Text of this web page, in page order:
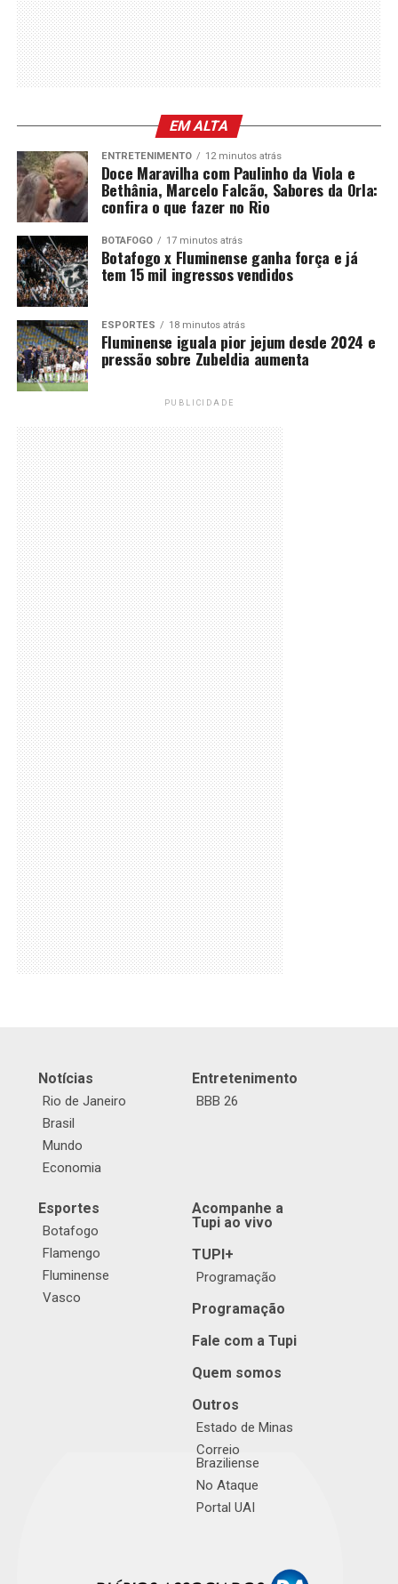
EM ALTA
ENTRETENIMENTO 12 minutos atrás
Doce Maravilha com Paulinho da Viola e
Bethânia, Marcelo Falcão, Sabores da Orla:
confira o que fazer no Rio
BOTAFOGO 17 minutos atrás
Botafogo x Fluminense ganha força e já
tem 15 mil ingressos vendidos
ESPORTES 18 minutos atrás
Fluminense iguala pior jejum desde 2024 e
pressão sobre Zubeldia aumenta
PUBLICIDADE
Notícias
Rio de Janeiro
Brasil
Mundo
Economia
Entretenimento
BBB 26
Esportes
Botafogo
Flamengo
Fluminense
Vasco
Acompanhe a
Tupi ao vivo
TUPI+
Programação
Programação
Fale com a Tupi
Quem somos
Outros
Estado de Minas
Correio
Braziliense
No Ataque
Portal UAI